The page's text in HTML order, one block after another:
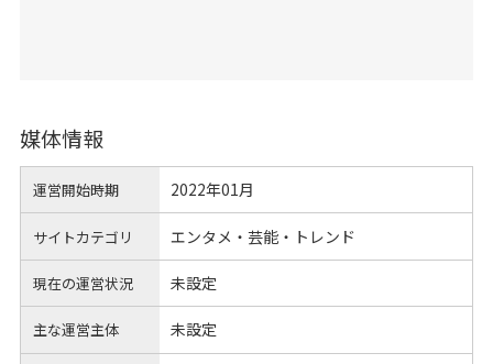
媒体情報
運営開始時期 2022年01月
サイトカテゴリ エンタメ・芸能・トレンド
現在の運営状況 未設定
主な運営主体 未設定